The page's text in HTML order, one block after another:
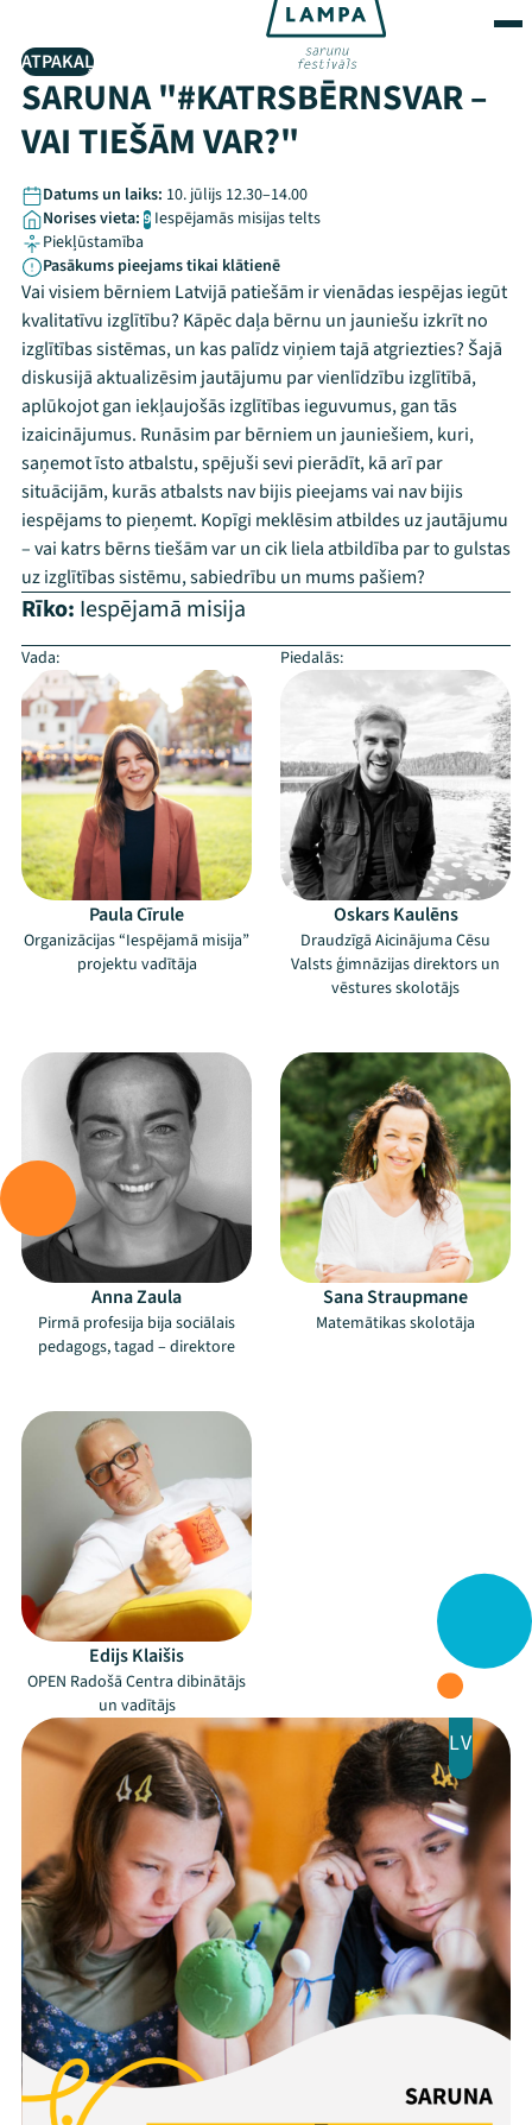
Mana programma
Festivāls
Programma
Viņi bija LAMPĀ 2026
Ziedo
Veikals
Kontakti
ThreadsFacebookYoutube
X Instagram
Flick TikTok
ATPAKAĻ
SARUNA "#KATRSBĒRNSVAR –
VAI TIEŠĀM VAR?"
Datums un laiks: 10. jūlijs 12.30–14.00
Norises vieta: 9 Iespējamās misijas telts
Piekļūstamība
Pasākums pieejams tikai klātienē
Vai visiem bērniem Latvijā patiešām ir vienādas iespējas iegūt
kvalitatīvu izglītību? Kāpēc daļa bērnu un jauniešu izkrīt no
izglītības sistēmas, un kas palīdz viņiem tajā atgriezties? Šajā
diskusijā aktualizēsim jautājumu par vienlīdzību izglītībā,
aplūkojot gan iekļaujošās izglītības ieguvumus, gan tās
izaicinājumus. Runāsim par bērniem un jauniešiem, kuri,
saņemot īsto atbalstu, spējuši sevi pierādīt, kā arī par
situācijām, kurās atbalsts nav bijis pieejams vai nav bijis
iespējams to pieņemt. Kopīgi meklēsim atbildes uz jautājumu
– vai katrs bērns tiešām var un cik liela atbildība par to gulstas
uz izglītības sistēmu, sabiedrību un mums pašiem?
Rīko: Iespējamā misija
Vada:
Paula Cīrule
Organizācijas “Iespējamā misija”
projektu vadītāja
Piedalās:
Oskars Kaulēns
Draudzīgā Aicinājuma Cēsu
Valsts ģimnāzijas direktors un
vēstures skolotājs
Anna Zaula
Pirmā profesija bija sociālais
pedagogs, tagad – direktore
Sana Straupmane
Matemātikas skolotāja
Edijs Klaišis
OPEN Radošā Centra dibinātājs
un vadītājs
LV